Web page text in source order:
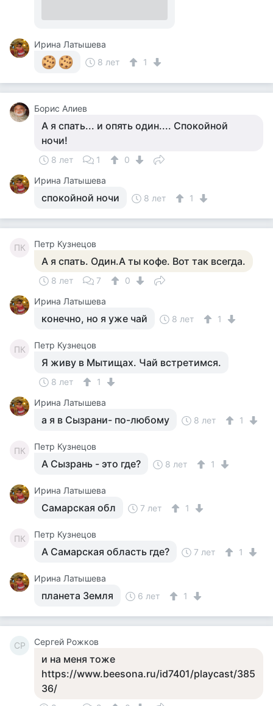
Ирина Латышева
8 лет
1
Борис Алиев
А я спать... и опять один.... Спокойной
ночи!
8 лет 1
0
Ирина Латышева
спокойной ночи 8 лет 1
ПК Петр Кузнецов
А я спать. Один.А ты кофе. Вот так всегда.
8 лет 7
0
Ирина Латышева
конечно, но я уже чай 8 лет 1
ПК Петр Кузнецов
Я живу в Мытищах. Чай встретимся.
8 лет
1
Ирина Латышева
а я в Сызрани- по-любому 8 лет 1
ПК Петр Кузнецов
А Сызрань - это где? 8 лет 1
Ирина Латышева
Самарская обл 7 лет 1
ПК Петр Кузнецов
А Самарская область где? 7 лет 1
Ирина Латышева
планета Земля 6 лет 1
СР Сергей Рожков
и на меня тоже
https://www.beesona.ru/id7401/playcast/385
36/